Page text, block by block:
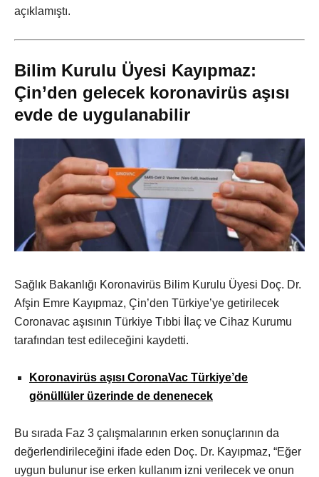
açıklamıştı.
Bilim Kurulu Üyesi Kayıpmaz:
Çin’den gelecek koronavirüs aşısı
evde de uygulanabilir
Sağlık Bakanlığı Koronavirüs Bilim Kurulu Üyesi Doç. Dr.
Afşin Emre Kayıpmaz, Çin’den Türkiye’ye getirilecek
Coronavac aşısının Türkiye Tıbbi İlaç ve Cihaz Kurumu
tarafından test edileceğini kaydetti.
Koronavirüs aşısı CoronaVac Türkiye’de
gönüllüler üzerinde de denenecek
Bu sırada Faz 3 çalışmalarının erken sonuçlarının da
değerlendirileceğini ifade eden Doç. Dr. Kayıpmaz, “Eğer
uygun bulunur ise erken kullanım izni verilecek ve onun